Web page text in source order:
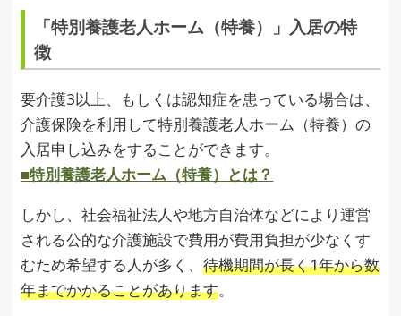
「特別養護老人ホーム（特養）」入居の特
徴
要介護3以上、もしくは認知症を患っている場合は、
介護保険を利用して特別養護老人ホーム（特養）の
入居申し込みをすることができます。
■特別養護老人ホーム（特養）とは？
しかし、社会福祉法人や地方自治体などにより運営
される公的な介護施設で費用が費用負担が少なくす
むため希望する人が多く、待機期間が長く1年から数
年までかかることがあります。